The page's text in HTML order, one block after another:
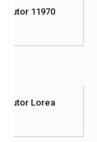
11970
Lorea